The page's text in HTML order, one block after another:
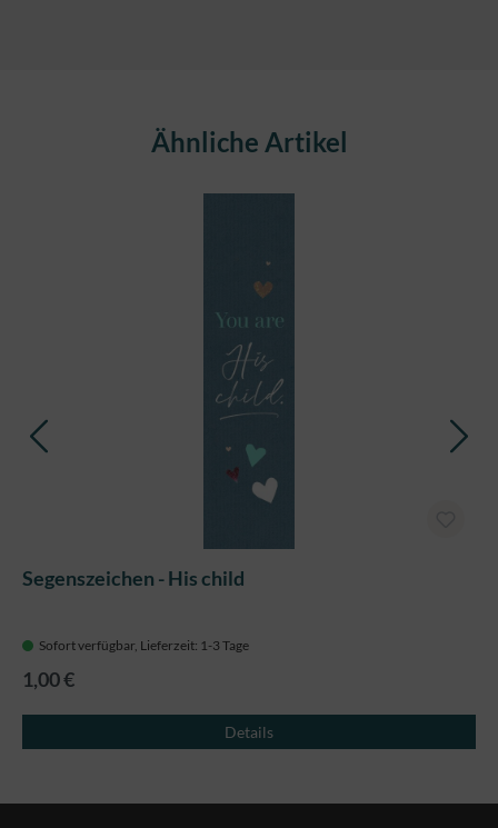
Produktgalerie überspringenÄhnliche Artikel
Segenszeichen - His child
Sofort verfügbar, Lieferzeit: 1-3 Tage
1,00 €
Details